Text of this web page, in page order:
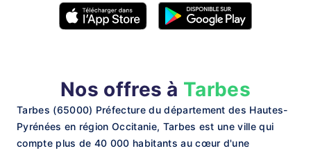
Nos offres à Tarbes
Tarbes (65000) Préfecture du département des Hautes-
Pyrénées en région Occitanie, Tarbes est une ville qui
compte plus de 40 000 habitants au cœur d'une